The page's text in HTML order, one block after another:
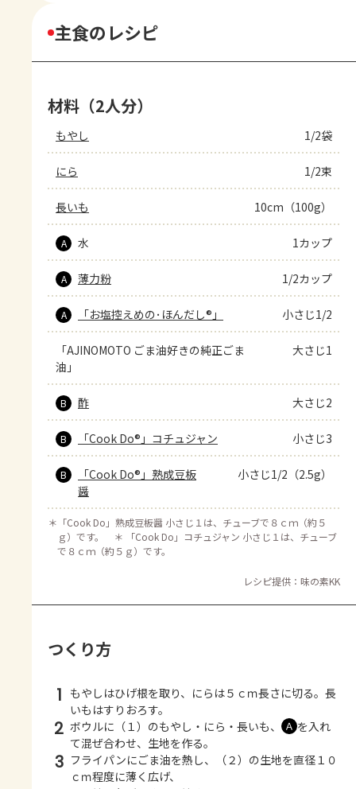
主食のレシピ
材料（2人分）
もやし 1/2袋
にら 1/2束
長いも 10cm（100g）
A 水 1カップ
A 薄力粉 1/2カップ
A 「お塩控えめの･ほんだし®」 小さじ1/2
「AJINOMOTO ごま油好きの純正ごま
油」
大さじ1
B 酢 大さじ2
B 「Cook Do®」コチュジャン 小さじ3
B
「Cook Do®」熟成豆板
醤
小さじ1/2（2.5g）
＊ 「Cook Do」熟成豆板醤 小さじ１は、チューブで８ｃｍ（約５
ｇ）です。 ＊ 「Cook Do」コチュジャン 小さじ１は、チューブ
で８ｃｍ（約５ｇ）です。
レシピ提供：味の素KK
つくり方
1 もやしはひげ根を取り、にらは５ｃｍ長さに切る。長
いもはすりおろす。
2 ボウルに（１）のもやし・にら・長いも、 Ａ を入れ
て混ぜ合わせ、生地を作る。
3 フライパンにごま油を熱し、（２）の生地を直径１０
ｃｍ程度に薄く広げ、